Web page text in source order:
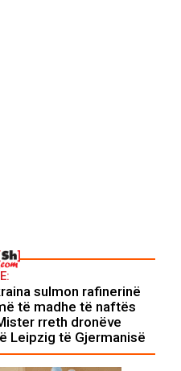
sulmon rafinerinë
të madhe të naftës
rreth dronëve
Leipzig të Gjermanisë